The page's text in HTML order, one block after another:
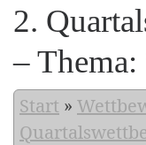
2.
–
Start »